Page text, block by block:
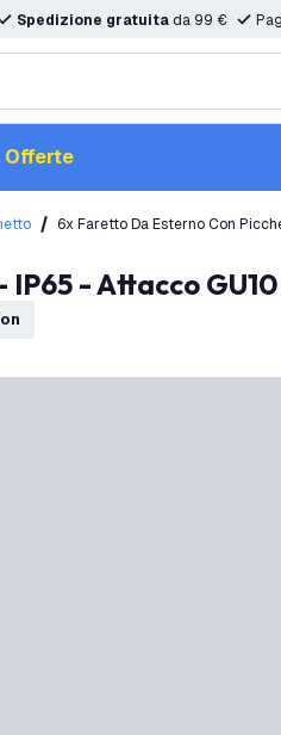
Spedizione gratuita da 99 €
Offerte
6x Faretto Da Esterno Con
IP65 - Attacco